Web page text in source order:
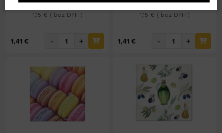
1,15 € ( bez DPH )
1,41 € - +
1,15 € ( bez DPH )
1,41 € - +